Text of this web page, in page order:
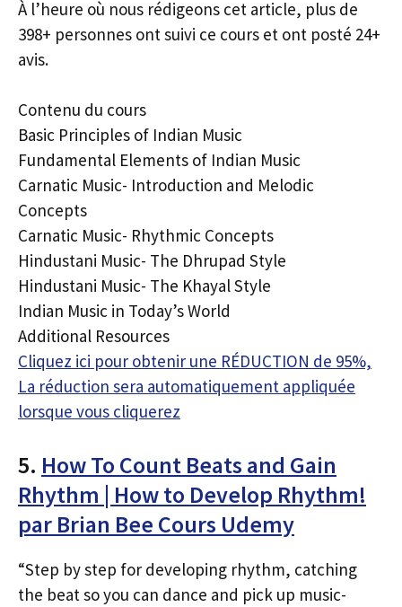
À l’heure où nous rédigeons cet article, plus de
398+ personnes ont suivi ce cours et ont posté 24+
avis.
Contenu du cours
Basic Principles of Indian Music
Fundamental Elements of Indian Music
Carnatic Music- Introduction and Melodic
Concepts
Carnatic Music- Rhythmic Concepts
Hindustani Music- The Dhrupad Style
Hindustani Music- The Khayal Style
Indian Music in Today’s World
Additional Resources
Cliquez ici pour obtenir une RÉDUCTION de 95%,
La réduction sera automatiquement appliquée
lorsque vous cliquerez
5. How To Count Beats and Gain
Rhythm | How to Develop Rhythm!
par Brian Bee Cours Udemy
“Step by step for developing rhythm, catching
the beat so you can dance and pick up music-